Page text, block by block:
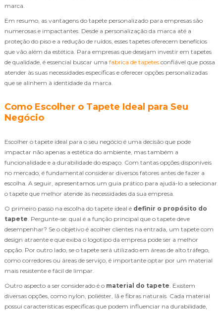
marca.
Em resumo, as vantagens do tapete personalizado para empresas são
numerosas e impactantes. Desde a personalização da marca até a
proteção do piso e a redução de ruídos, esses tapetes oferecem benefícios
que vão além da estética. Para empresas que desejam investir em tapetes
de qualidade, é essencial buscar uma fabrica de tapetes confiável que possa
atender às suas necessidades específicas e oferecer opções personalizadas
que se alinhem à identidade da marca.
Como Escolher o Tapete Ideal para Seu
Negócio
Escolher o tapete ideal para o seu negócio é uma decisão que pode
impactar não apenas a estética do ambiente, mas também a
funcionalidade e a durabilidade do espaço. Com tantas opções disponíveis
no mercado, é fundamental considerar diversos fatores antes de fazer a
escolha. A seguir, apresentamos um guia prático para ajudá-lo a selecionar
o tapete que melhor atende às necessidades da sua empresa.
O primeiro passo na escolha do tapete ideal é definir o propósito do
tapete. Pergunte-se: qual é a função principal que o tapete deve
desempenhar? Se o objetivo é acolher clientes na entrada, um tapete com
design atraente e que exiba o logotipo da empresa pode ser a melhor
opção. Por outro lado, se o tapete será utilizado em áreas de alto tráfego,
como corredores ou áreas de serviço, é importante optar por um material
mais resistente e fácil de limpar.
Outro aspecto a ser considerado é o material do tapete. Existem
diversas opções, como nylon, poliéster, lã e fibras naturais. Cada material
possui características específicas que podem influenciar na durabilidade,